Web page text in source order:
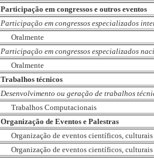
Participação em congressos e outros eventos
Participação em congressos especializados
Oralmente
Participação em congressos especializados
Oralmente
Trabalhos técnicos
Desenvolvimento ou geração de trabalhos
Trabalhos Computacionais
Organização de Eventos e Palestras
Organização de eventos científicos, culturais
Organização de eventos científicos, culturais